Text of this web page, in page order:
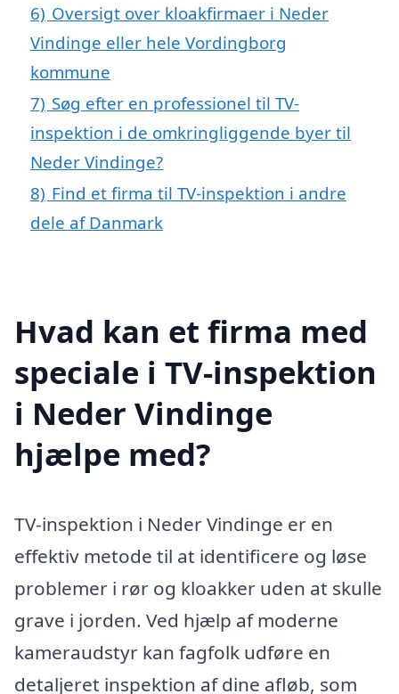
6) Oversigt over kloakfirmaer i Neder
Vindinge eller hele Vordingborg
kommune
7) Søg efter en professionel til TV-
inspektion i de omkringliggende byer til
Neder Vindinge?
8) Find et firma til TV-inspektion i andre
dele af Danmark
Hvad kan et firma med
speciale i TV-inspektion
i Neder Vindinge
hjælpe med?
TV-inspektion i Neder Vindinge er en
effektiv metode til at identificere og løse
problemer i rør og kloakker uden at skulle
grave i jorden. Ved hjælp af moderne
kameraudstyr kan fagfolk udføre en
detaljeret inspektion af dine afløb, som